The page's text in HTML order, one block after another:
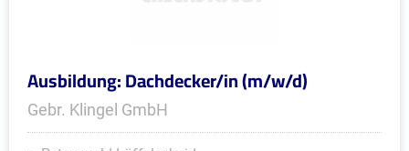
Ausbildung: Dachdecker/in (m/w/d)
Gebr. Klingel GmbH